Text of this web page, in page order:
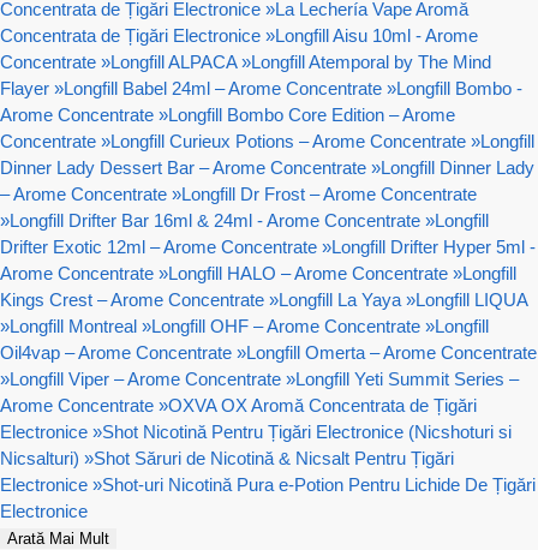
Concentrata de Țigări Electronice »La Lechería Vape Aromă
Concentrata de Țigări Electronice »Longfill Aisu 10ml - Arome
Concentrate »Longfill ALPACA »Longfill Atemporal by The Mind
Flayer »Longfill Babel 24ml – Arome Concentrate »Longfill Bombo -
Arome Concentrate »Longfill Bombo Core Edition – Arome
Concentrate »Longfill Curieux Potions – Arome Concentrate »Longfill
Dinner Lady Dessert Bar – Arome Concentrate »Longfill Dinner Lady
– Arome Concentrate »Longfill Dr Frost – Arome Concentrate
»Longfill Drifter Bar 16ml & 24ml - Arome Concentrate »Longfill
Drifter Exotic 12ml – Arome Concentrate »Longfill Drifter Hyper 5ml -
Arome Concentrate »Longfill HALO – Arome Concentrate »Longfill
Kings Crest – Arome Concentrate »Longfill La Yaya »Longfill LIQUA
»Longfill Montreal »Longfill OHF – Arome Concentrate »Longfill
Oil4vap – Arome Concentrate »Longfill Omerta – Arome Concentrate
»Longfill Viper – Arome Concentrate »Longfill Yeti Summit Series –
Arome Concentrate »OXVA OX Aromă Concentrata de Țigări
Electronice »Shot Nicotină Pentru Țigări Electronice (Nicshoturi si
Nicsalturi) »Shot Săruri de Nicotină & Nicsalt Pentru Țigări
Electronice »Shot-uri Nicotină Pura e-Potion Pentru Lichide De Țigări
Electronice
Arată Mai Mult